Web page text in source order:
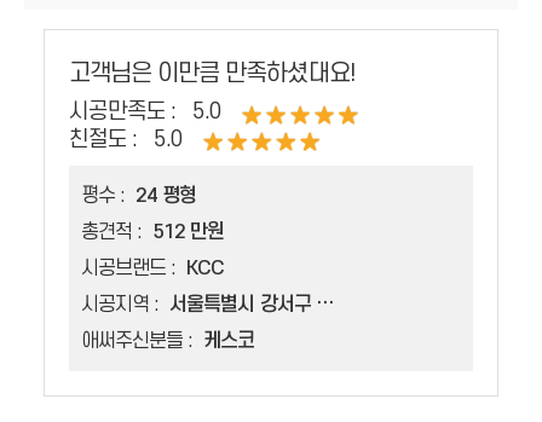
고객님은 이만큼 만족하셨대요!
시공만족도 :
5.0
친절도 :
5.0
평수 :
24 평형
총견적 :
512 만원
시공브랜드 :
KCC
시공지역 :
서울특별시 강서구 방화동
애써주신분들 :
케스코